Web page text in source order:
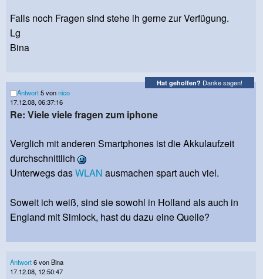
Falls noch Fragen sind stehe ih gerne zur Verfügung.
Lg
Bina
Hat geholfen? Danke sagen!
Antwort5 vonnico
17.12.08, 06:37:16
Re: Viele viele fragen zum iphone
Verglich mit anderen Smartphones ist die Akkulaufzeit
durchschnittlich
Unterwegs dasWLAN ausmachen spart auch viel.
Soweit ich weiß, sind sie sowohl in Holland als auch in
England mit Simlock, hast du dazu eine Quelle?
Antwort6 von Bina
17.12.08, 12:50:47